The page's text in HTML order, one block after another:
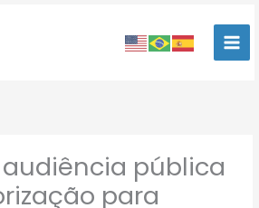
audiência pública
para